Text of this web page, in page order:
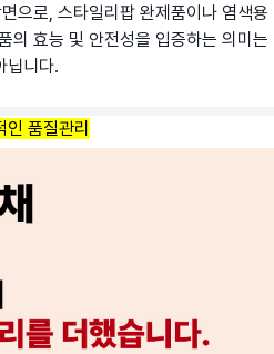
으로, 스타일리팝 완제품이나 염색용
의 효능 및 안전성을 입증하는 의미는
닙니다.
인 품질관리